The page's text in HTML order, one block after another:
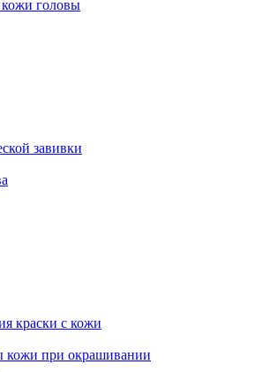
кожи головы
завивки
краски с кожи
кожи при окрашивании